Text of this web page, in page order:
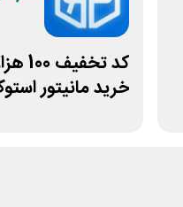
کد
خرید مانیتور